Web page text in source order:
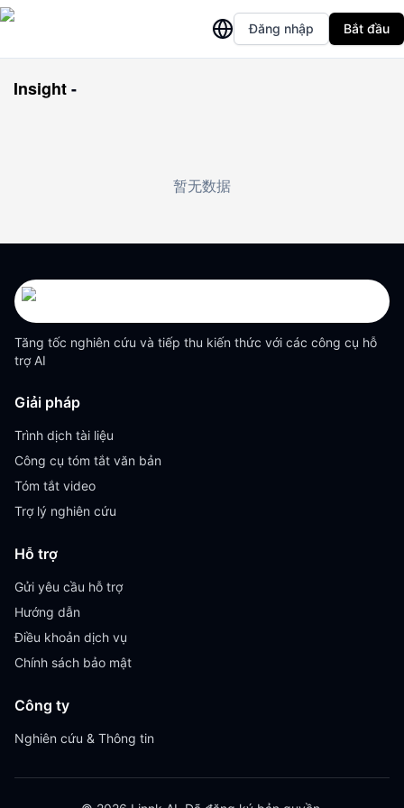
Đăng nhập Bắt đầu
Insight-
暂无数据
Tăng tốc nghiên cứu và tiếp thu kiến thức với các công cụ hỗ
trợ AI
Giải pháp
Trình dịch tài liệu
Công cụ tóm tắt văn bản
Tóm tắt video
Trợ lý nghiên cứu
Hỗ trợ
Gửi yêu cầu hỗ trợ
Hướng dẫn
Điều khoản dịch vụ
Chính sách bảo mật
Công ty
Nghiên cứu & Thông tin